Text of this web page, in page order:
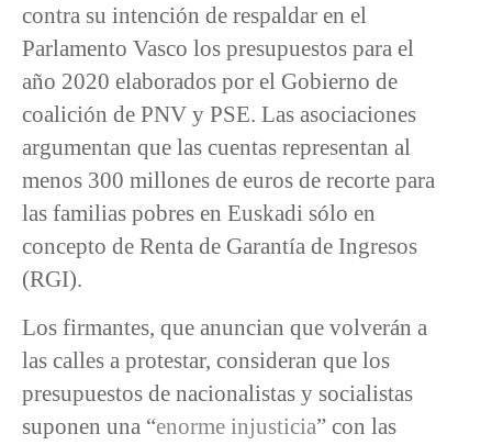
contra su intención de respaldar en el
Parlamento Vasco los presupuestos para el
año 2020 elaborados por el Gobierno de
coalición de PNV y PSE. Las asociaciones
argumentan que las cuentas representan al
menos 300 millones de euros de recorte para
las familias pobres en Euskadi sólo en
concepto de Renta de Garantía de Ingresos
(RGI).
Los firmantes, que anuncian que volverán a
las calles a protestar, consideran que los
presupuestos de nacionalistas y socialistas
suponen una “enorme injusticia” con las